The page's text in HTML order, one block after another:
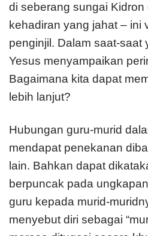
di seberang sungai Kidron
kehadiran yang jahat – ini
penginjil. Dalam saat-saat
Yesus menyampaikan
Bagaimana kita dapat
lebih lanjut?
Hubungan guru-murid
mendapat penekanan
lain. Bahkan dapat
berpuncak pada
guru kepada murid-
menyebut diri sebagai